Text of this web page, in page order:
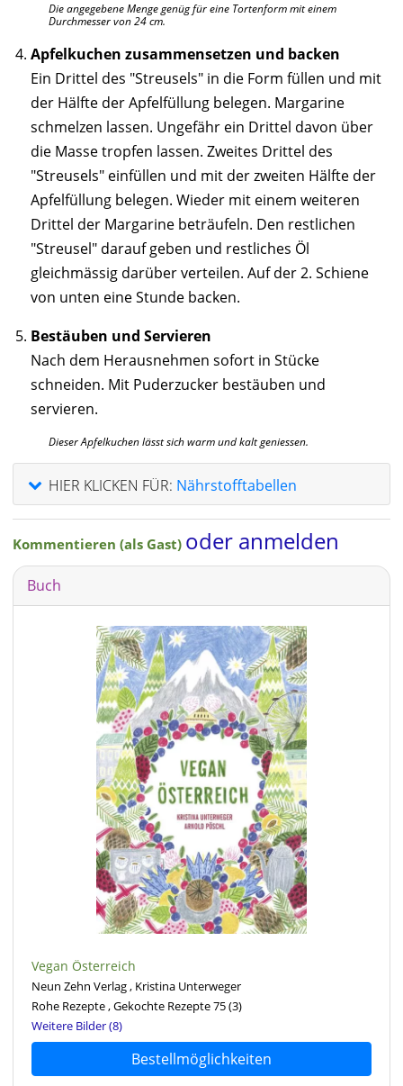
Die angegebene Menge genüg für eine Tortenform mit einem
Durchmesser von 24 cm.
Apfelkuchen zusammensetzen und backen
Ein Drittel des "Streusels" in die Form füllen und mit
der Hälfte der Apfelfüllung belegen. Margarine
schmelzen lassen. Ungefähr ein Drittel davon über
die Masse tropfen lassen. Zweites Drittel des
"Streusels" einfüllen und mit der zweiten Hälfte der
Apfelfüllung belegen. Wieder mit einem weiteren
Drittel der Margarine beträufeln. Den restlichen
"Streusel" darauf geben und restliches Öl
gleichmässig darüber verteilen. Auf der 2. Schiene
von unten eine Stunde backen.
Bestäuben und Servieren
Nach dem Herausnehmen sofort in Stücke
schneiden. Mit Puderzucker bestäuben und
servieren.
Dieser Apfelkuchen lässt sich warm und kalt geniessen.
HIER KLICKEN FÜR: Nährstofftabellen
Kommentieren (als Gast) oder anmelden
Buch
Vegan Österreich
Neun Zehn Verlag , Kristina Unterweger
Rohe Rezepte , Gekochte Rezepte 75(3)
Weitere Bilder (8)
Bestellmöglichkeiten